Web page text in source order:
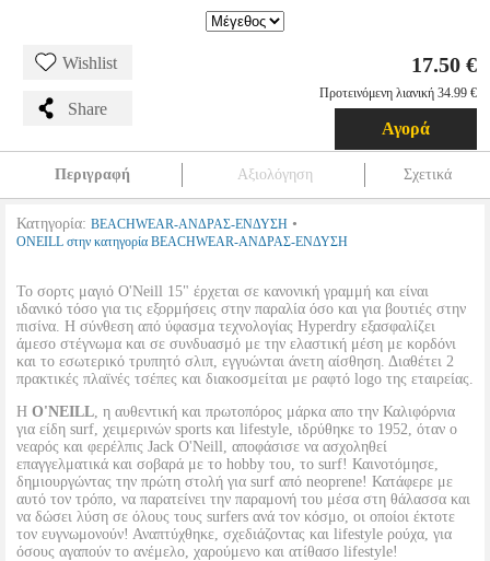
Wishlist
Share
17.50 €
Προτεινόμενη λιανική 34.99 €
Αγορά
Περιγραφή Αξιολόγηση Σχετικά
Κατηγορία: BEACHWEAR-ΑΝΔΡΑΣ-ΕΝΔΥΣΗ •
ONEILL στην κατηγορία BEACHWEAR-ΑΝΔΡΑΣ-ΕΝΔΥΣΗ
Το σορτς μαγιό O'Neill 15" έρχεται σε κανονική γραμμή και είναι
ιδανικό τόσο για τις εξορμήσεις στην παραλία όσο και για βουτιές στην
πισίνα. Η σύνθεση από ύφασμα τεχνολογίας Hyperdry εξασφαλίζει
άμεσο στέγνωμα και σε συνδυασμό με την ελαστική μέση με κορδόνι
και το εσωτερικό τρυπητό σλιπ, εγγυώνται άνετη αίσθηση. Διαθέτει 2
πρακτικές πλαϊνές τσέπες και διακοσμείται με ραφτό logo της εταιρείας.
Η O'NEILL, η αυθεντική και πρωτοπόρος μάρκα απο την Καλιφόρνια
για είδη surf, χειμερινών sports και lifestyle, ιδρύθηκε το 1952, όταν ο
νεαρός και φερέλπις Jack O'Neill, αποφάσισε να ασχοληθεί
επαγγελματικά και σοβαρά με το hobby του, το surf! Καινοτόμησε,
δημιουργώντας την πρώτη στολή για surf από neoprene! Κατάφερε με
αυτό τον τρόπο, να παρατείνει την παραμονή του μέσα στη θάλασσα και
να δώσει λύση σε όλους τους surfers ανά τον κόσμο, οι οποίοι έκτοτε
τον ευγνωμονούν! Αναπτύχθηκε, σχεδιάζοντας και lifestyle ρούχα, για
όσους αγαπούν το ανέμελο, χαρούμενο και ατίθασο lifestyle!